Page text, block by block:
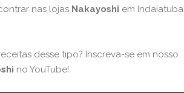
nas lojas Nakayoshi em Indaiatuba
desse tipo? Inscreva-se em nosso
no YouTube!